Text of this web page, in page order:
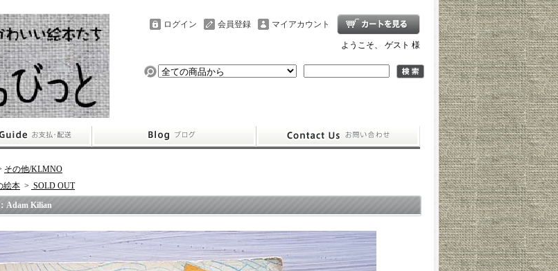
マイアカウント
会員登録
ログイン
ようこそ、 ゲスト 様
その他/KLMNO
絵本 > SOLD OUT
Adam Kilian